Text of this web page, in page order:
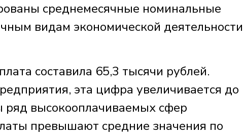
среднемесячные номинальные
видам экономической деятельности
составила 65,3 тысячи рублей.
эта цифра увеличивается до
высокооплачиваемых сфер
превышают средние значения по